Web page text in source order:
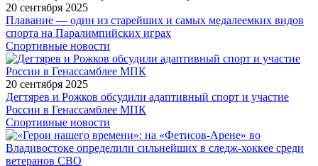
20 сентября 2025
Плавание — один из старейших и самых медалеемких видов
спорта на Паралимпийских играх
Спортивные новости
20 сентября 2025
Дегтярев и Рожков обсудили адаптивный спорт и участие
России в Генассамблее МПК
Спортивные новости